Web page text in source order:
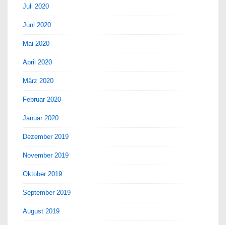
Juli 2020
Juni 2020
Mai 2020
April 2020
März 2020
Februar 2020
Januar 2020
Dezember 2019
November 2019
Oktober 2019
September 2019
August 2019